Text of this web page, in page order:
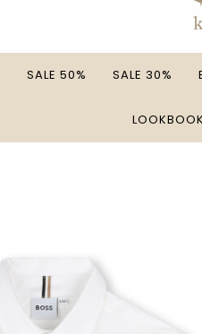
SALE 50% SALE 30%